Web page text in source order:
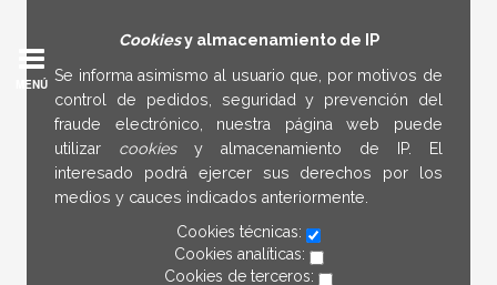
Cookiesy almacenamiento de IP
Se informa asimismo al usuario que, por motivos de
control de pedidos, seguridad y prevención del
fraude electrónico, nuestra página web puede
utilizar cookies y almacenamiento de IP. El
interesado podrá ejercer sus derechos por los
medios y cauces indicados anteriormente.
Cookies técnicas:
Cookies analíticas:
Cookies de terceros:
MENÚ